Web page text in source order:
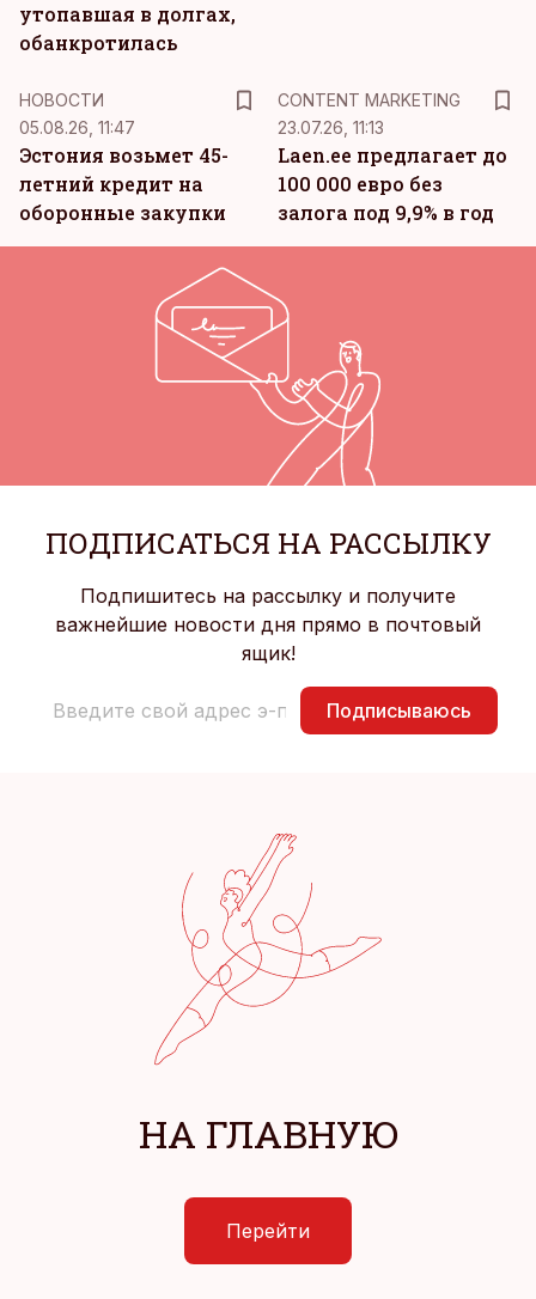
утопавшая в долгах,
обанкротилась
НОВОСТИ
05.08.26, 11:47
Эстония возьмет 45-
летний кредит на
оборонные закупки
CONTENT MARKETING
23.07.26, 11:13
Laen.ee предлагает до
100 000 евро без
залога под 9,9% в год
ПОДПИСАТЬСЯ НА РАССЫЛКУ
Подпишитесь на рассылку и получите
важнейшие новости дня прямо в почтовый
ящик!
Подписываюсь
НА ГЛАВНУЮ
Перейти